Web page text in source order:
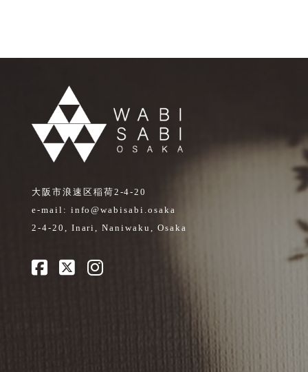
大阪市浪速区稲荷2-4-20
e-mail: info@wabisabi.osaka
2-4-20, Inari, Naniwaku, Osaka